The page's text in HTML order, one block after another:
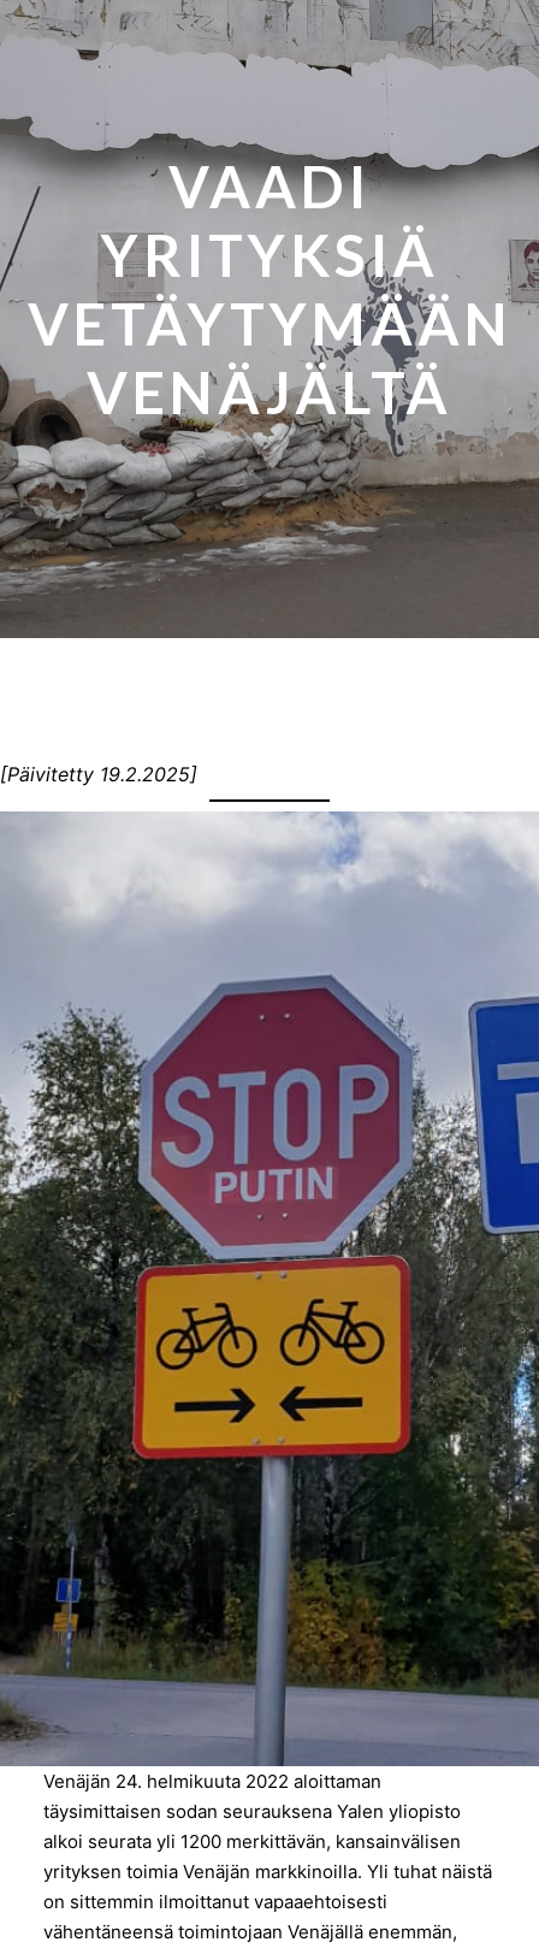
VAADI
YRITYKSIÄ
VETÄYTYMÄÄN
VENÄJÄLTÄ
[Päivitetty 19.2.2025]
Venäjän 24. helmikuuta 2022 aloittaman
täysimittaisen sodan seurauksena Yalen yliopisto
alkoi seurata yli 1200 merkittävän, kansainvälisen
yrityksen toimia Venäjän markkinoilla. Yli tuhat näistä
on sittemmin ilmoittanut vapaaehtoisesti
vähentäneensä toimintojaan Venäjällä enemmän,